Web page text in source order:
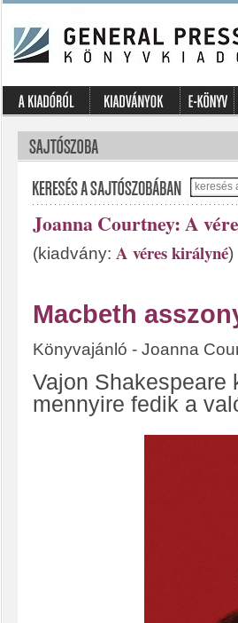
Joanna Courtney: A
(kiadvány: A véres királyné)
Macbeth
Könyvajánló - Joanna
Vajon Shakespeare
mennyire fedik a